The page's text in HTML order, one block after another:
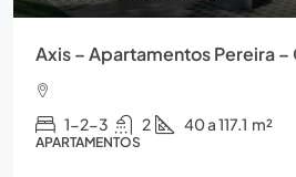
Axis – Apartamentos Pereira –
1-2-3 2 40 a 117.1 m²
APARTAMENTOS